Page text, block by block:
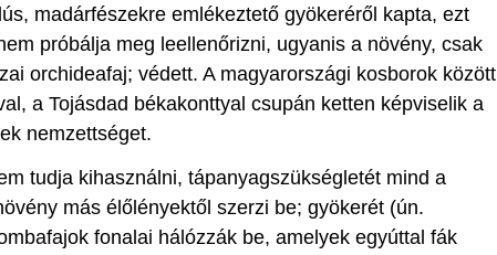
madárfészekre emlékeztető gyökeréről kapta, ezt
próbálja meg leellenőrizni, ugyanis a növény, csak
orchideafaj; védett. A magyarországi kosborok között
a Tojásdad békakonttyal csupán ketten képviselik a
nemzettséget.
tudja kihasználni, tápanyagszükségletét mind a
más élőlényektől szerzi be; gyökerét (ún.
fonalai hálózzák be, amelyek egyúttal fák